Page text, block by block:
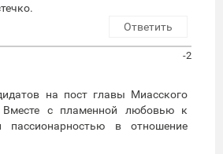
Ответить
-2
на пост главы Миасского
Вместе с пламенной любовью к
в отношение